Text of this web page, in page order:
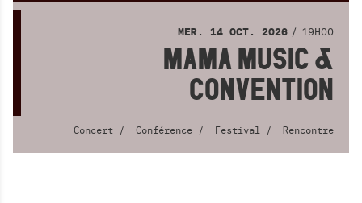
MER. 14 OCT. 2026 19H00
MAMA MUSIC &
CONVENTION
Concert Conférence Festival Rencontre